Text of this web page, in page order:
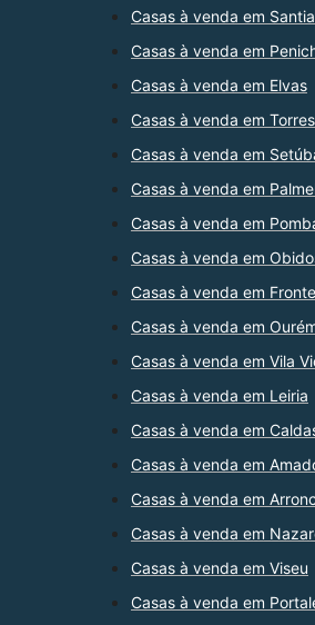
Casas à venda em
Casas à venda em
Casas à venda em Elvas
Casas à venda em
Casas à venda em
Casas à venda em
Casas à venda em
Casas à venda em
Casas à venda em
Casas à venda em
Casas à venda em Vila
Casas à venda em Leiria
Casas à venda em
Casas à venda em
Casas à venda em
Casas à venda em
Casas à venda em Viseu
Casas à venda em